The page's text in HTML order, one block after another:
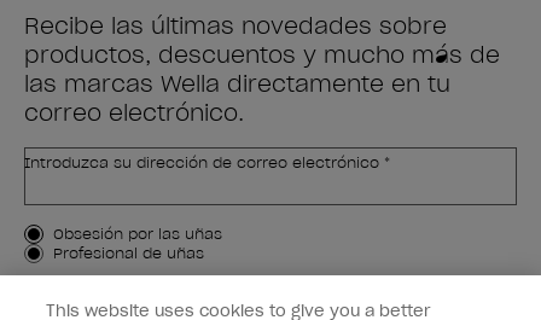
Recibe las últimas novedades sobre
productos, descuentos y mucho más de
las marcas Wella directamente en tu
correo electrónico.
Introduzca su dirección de correo electrónico *
Tipo de cliente
Obsesión por las uñas
Profesional de uñas
APÚNTAME
This website uses cookies to give you a better